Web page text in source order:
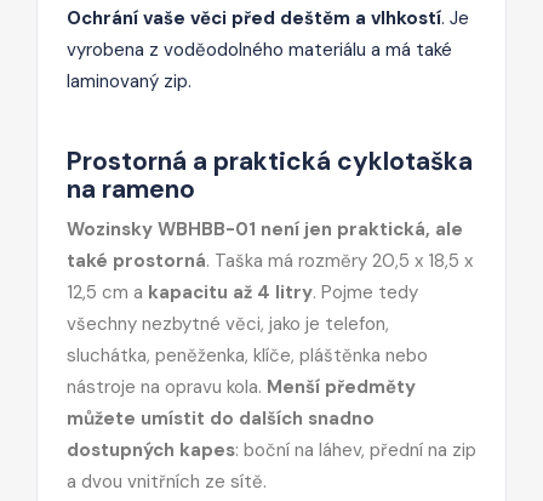
Ochrání vaše věci před deštěm a vlhkostí. Je
vyrobena z voděodolného materiálu a má také
laminovaný zip.
Prostorná a praktická cyklotaška
na rameno
Wozinsky WBHBB-01 není jen praktická, ale
také prostorná. Taška má rozměry 20,5 x 18,5 x
12,5 cm a kapacitu až 4 litry. Pojme tedy
všechny nezbytné věci, jako je telefon,
sluchátka, peněženka, klíče, pláštěnka nebo
nástroje na opravu kola. Menší předměty
můžete umístit do dalších snadno
dostupných kapes: boční na láhev, přední na zip
a dvou vnitřních ze sítě.